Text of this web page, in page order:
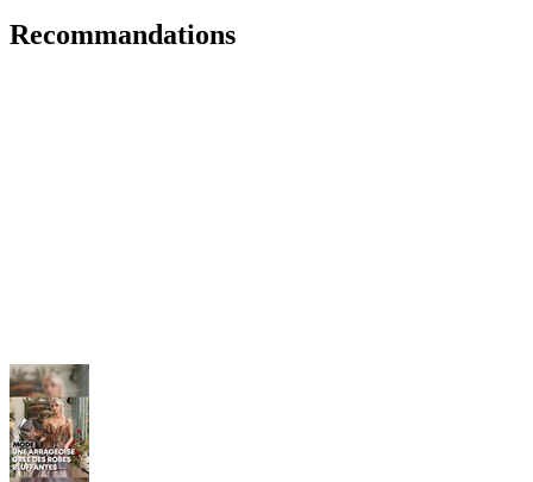
Recommandations